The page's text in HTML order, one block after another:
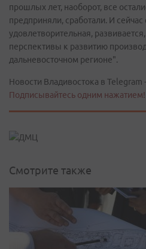
прошлых лет, наоборот, все
предприняли, сработали. И сейчас
удовлетворительная,
перспективы к развитию
дальневосточном регионе".
Новости Владивостока в Telegram
Подписывайтесь одним нажатием!
Смотрите также